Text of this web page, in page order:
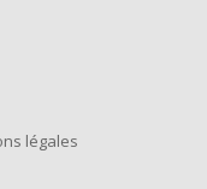
légales